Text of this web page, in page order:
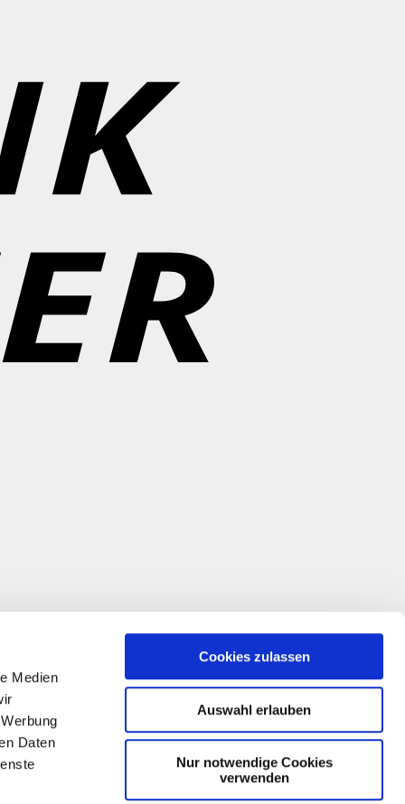
Medien
Daten
Cookies zulassen
Auswahl erlauben
Nur notwendige Cookies
verwenden